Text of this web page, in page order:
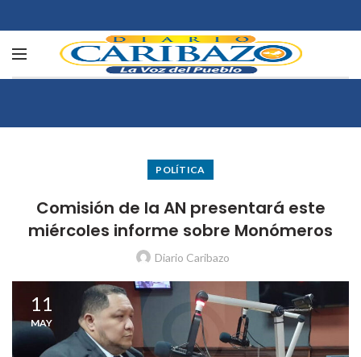
POLÍTICA
Comisión de la AN presentará este
miércoles informe sobre Monómeros
Diario Caribazo
11
MAY